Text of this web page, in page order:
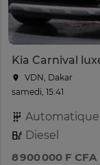
Kia Carnival
VDN, Dakar
samedi, 15:41
Automatique
Diesel
8 900 000 F CFA